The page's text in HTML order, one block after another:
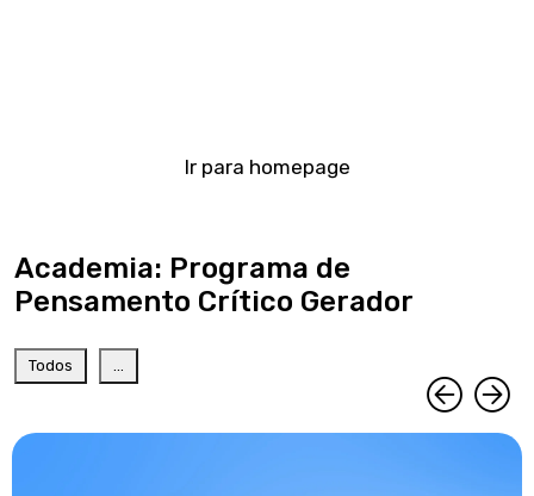
Ir para homepage
Academia: Programa de
Pensamento Crítico Gerador
Todos ...